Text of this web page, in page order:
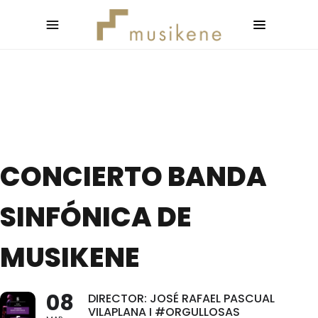
CONCIERTO BANDA
SINFÓNICA DE
MUSIKENE
08
DIRECTOR: JOSÉ RAFAEL PASCUAL
VILAPLANA I #ORGULLOSAS